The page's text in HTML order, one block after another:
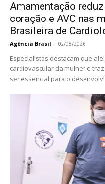
Amamentação
coração e AVC nas
Brasileira de
Agência Brasil - 02/08/2026
Especialistas destacam que
cardiovascular da mulher e
ser essencial para o